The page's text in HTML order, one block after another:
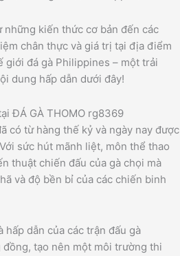
kiến thức cơ bản đến các
chân thực và giá trị tại địa điểm
giới đá gà Philippines – một trải
dung hấp dẫn dưới đây!
ĐÁ GÀ THOMO rg8369
có từ hàng thế kỷ và ngày nay được
sức hút mãnh liệt, môn thể thao
thuật chiến đấu của gà chọi mà
và độ bền bỉ của các chiến binh
dẫn của các trận đấu gà
tạo nên một môi trường thi